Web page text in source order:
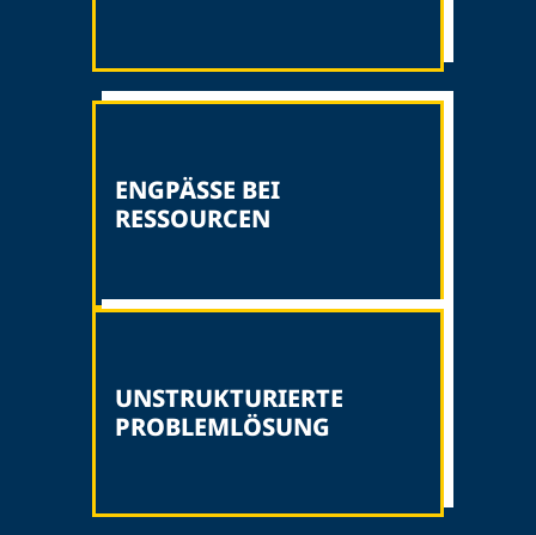
ENGPÄSSE BEI
RESSOURCEN
UNSTRUKTURIERTE
PROBLEMLÖSUNG